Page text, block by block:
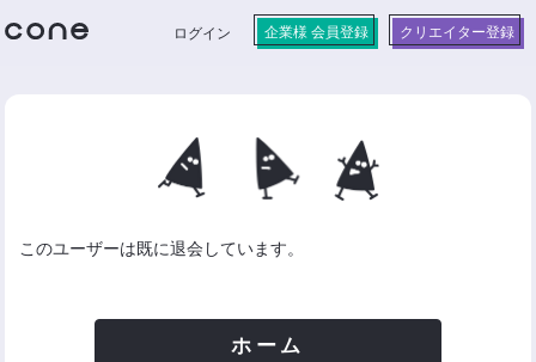
ログイン 企業様 会員登録 クリエイター登録
このユーザーは既に退会しています。
ホーム